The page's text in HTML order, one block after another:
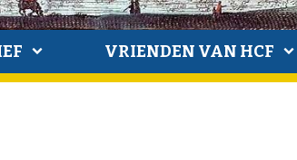
VRIENDEN VAN HCF